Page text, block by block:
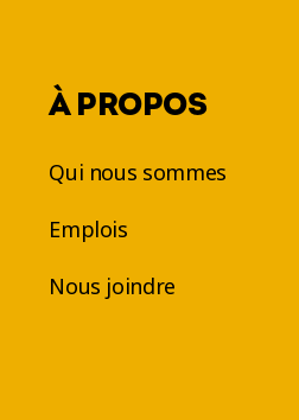
À PROPOS
Qui nous sommes
Emplois
Nous joindre